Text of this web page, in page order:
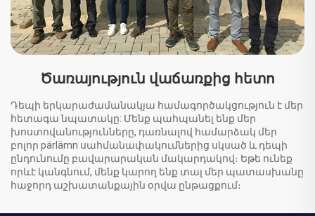
Ծառայություն վաճառքից հետո
Դեպի երկարաժամանակյա համագործակցություն է մեր
հետագա նպատակը: Մենք պահպանել ենք մեր
խոստովանությունները, դառնալով համարձակ մեր
բոլոր pärlämn սահմանափակումներից սկսած և դեպի
ընդունումը բավարարական մակարդակով։ Եթե ունեք
որևէ կանգնում, մենք կարող ենք տալ մեր պատասխանը
հաջորդ աշխատանքային օրվա ընթացքում։